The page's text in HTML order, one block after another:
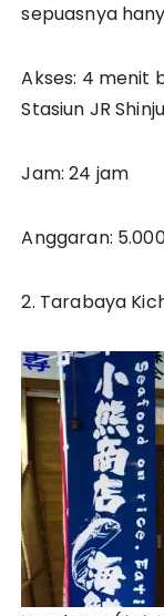
sepuasnya
Akses: 4 menit
Stasiun JR
Jam: 24 jam
Anggaran:
2. Tarabaya